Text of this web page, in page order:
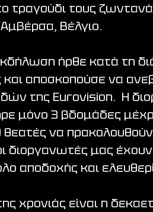
τραγούδι τους
Βέλγιο.
ήρθε κατά τη
αποσκοπούσε να
της Eurovision.  Η
μόνο 3 βδομάδες
να
διοργανωτές μας
αποδοχής και
χρονιάς είναι η